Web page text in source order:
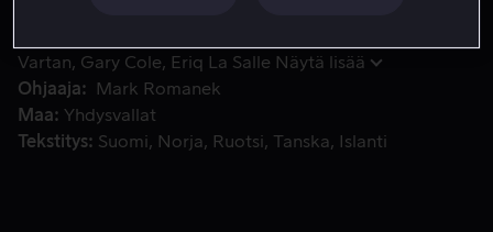
Vartan
Gary Cole Eriq La Salle Näytä lisää
Ohjaaja
Mark Romanek
Maa
Yhdysvallat
Tekstitys
Suomi Norja Ruotsi Tanska Islanti